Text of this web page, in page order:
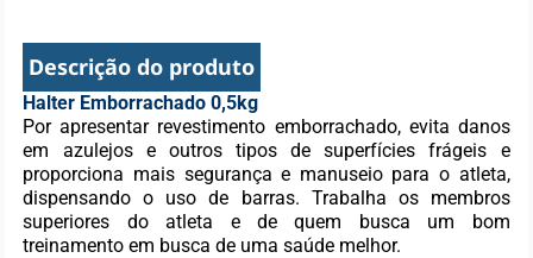
Descrição do produto
Halter Emborrachado 0,5kg
Por apresentar revestimento emborrachado, evita danos
em azulejos e outros tipos de superfícies frágeis e
proporciona mais segurança e manuseio para o atleta,
dispensando o uso de barras. Trabalha os membros
superiores do atleta e de quem busca um bom
treinamento em busca de uma saúde melhor.